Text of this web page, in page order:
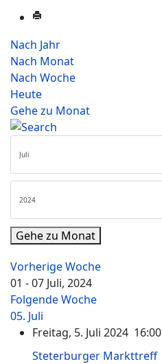
Nach Jahr
Nach Monat
Nach Woche
Heute
Gehe zu Monat
Gehe zu Monat
Vorherige Woche
01 - 07 Juli, 2024
Folgende Woche
05. Juli
Freitag, 5. Juli 2024 16:00
Steterburger Markttreff